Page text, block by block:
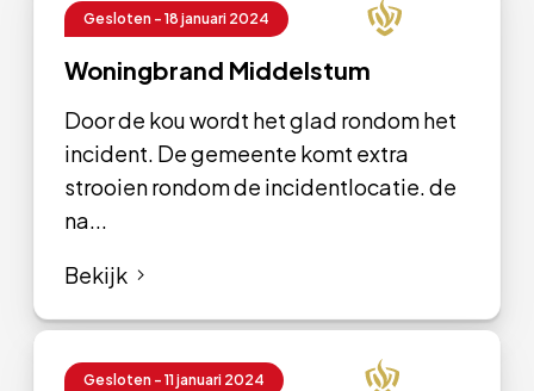
Gesloten - 18 januari 2024
Woningbrand Middelstum
Door de kou wordt het glad rondom het
incident. De gemeente komt extra
strooien rondom de incidentlocatie. de
na...
Bekijk
Gesloten - 11 januari 2024